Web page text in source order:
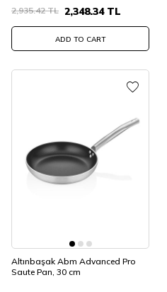
2,935.42TL 2,348.34TL
ADD TO CART
Altınbaşak Abm Advanced Pro
Saute Pan, 30 cm